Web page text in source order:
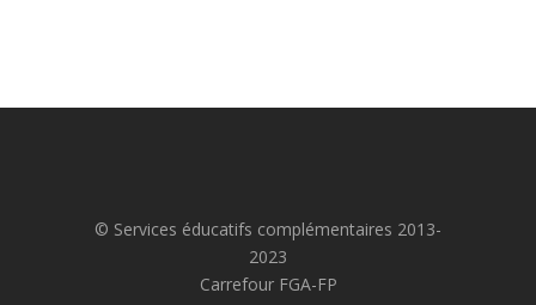
© Services éducatifs complémentaires 2013-
2023
Carrefour FGA-FP